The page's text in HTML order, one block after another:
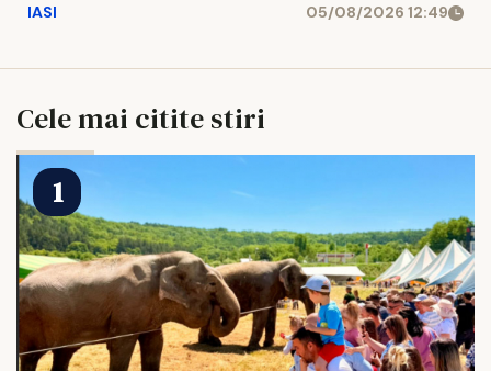
IASI 05/08/2026 12:49
Cele mai citite stiri